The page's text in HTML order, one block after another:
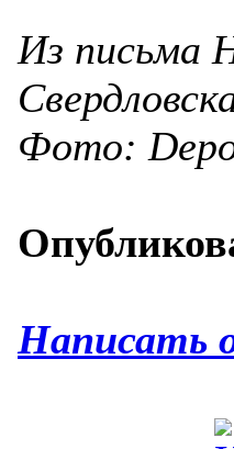
Из письма
Фото:
Написать